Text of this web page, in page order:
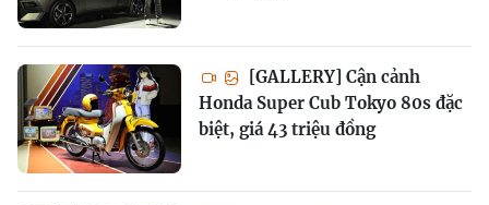
[GALLERY] Cận cảnh
Honda Super Cub Tokyo 80s đặc
biệt, giá 43 triệu đồng